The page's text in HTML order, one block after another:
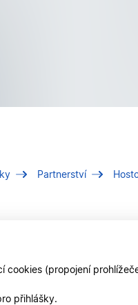
Partnerství
z.s.
cookies (propojení
přihlášky.